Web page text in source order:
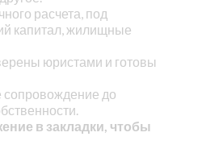
расчета, под
капитал, жилищные
юристами и готовы
до
в закладки, чтобы